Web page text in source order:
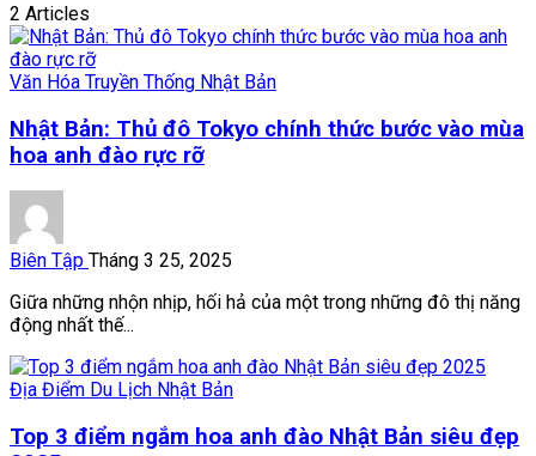
2 Articles
Văn Hóa Truyền Thống Nhật Bản
Nhật Bản: Thủ đô Tokyo chính thức bước vào mùa
hoa anh đào rực rỡ
Biên Tập Tháng 3 25, 2025
Giữa những nhộn nhịp, hối hả của một trong những đô thị năng
động nhất thế...
Địa Điểm Du Lịch Nhật Bản
Top 3 điểm ngắm hoa anh đào Nhật Bản siêu đẹp